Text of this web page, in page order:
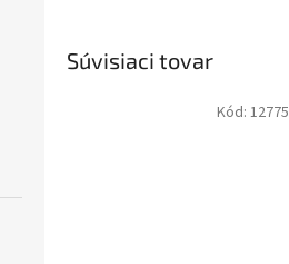
Súvisiaci tovar
Kód: 12775